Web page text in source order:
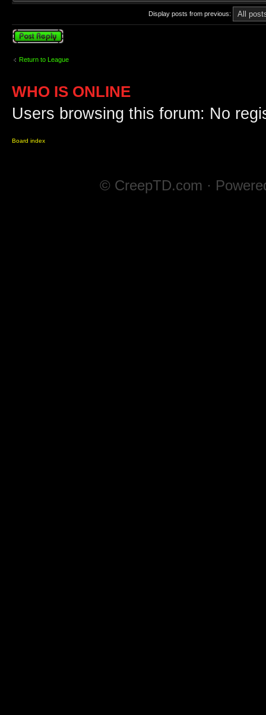
Display posts from previous:
Post a reply
Return to League
WHO IS ONLINE
Users browsing this forum: No
Board index
© CreepTD.com ·